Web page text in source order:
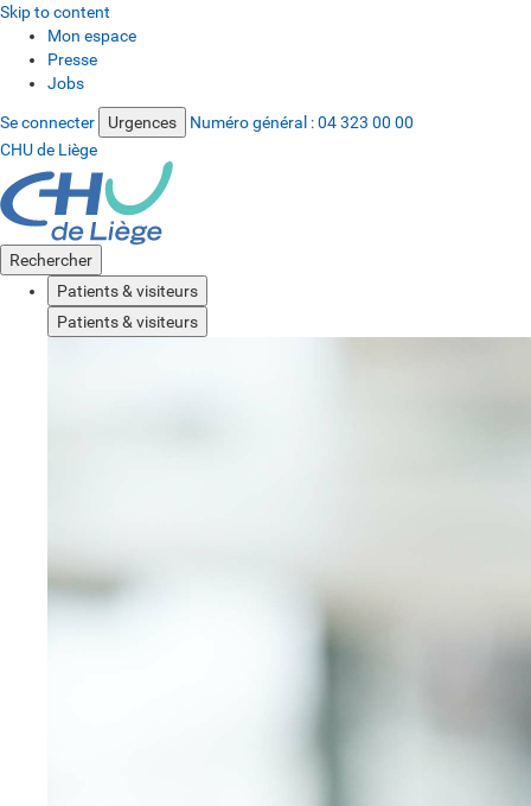
Skip to content
Mon espace
Presse
Jobs
Se connecter Urgences Numéro général :04 323 00 00
CHU de Liège
Rechercher
Patients & visiteurs
Patients & visiteurs